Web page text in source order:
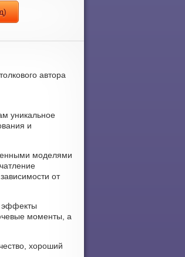
автора
уникальное
и
моделями
от
эффекты
моменты, а
хороший